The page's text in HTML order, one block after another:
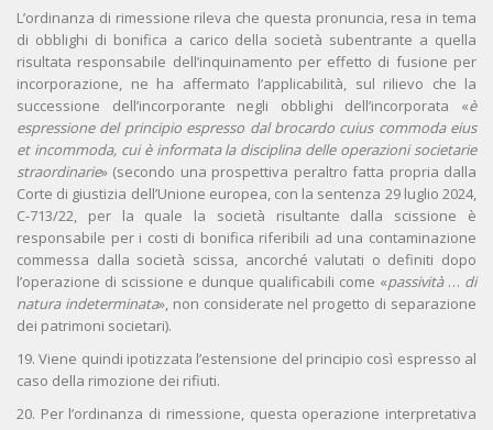
L’ordinanza di rimessione rileva che questa pronuncia, resa in tema
di obblighi di bonifica a carico della società subentrante a quella
risultata responsabile dell’inquinamento per effetto di fusione per
incorporazione, ne ha affermato l’applicabilità, sul rilievo che la
successione dell’incorporante negli obblighi dell’incorporata «è
espressione del principio espresso dal brocardo cuius commoda eius
et incommoda, cui è informata la disciplina delle operazioni societarie
straordinarie» (secondo una prospettiva peraltro fatta propria dalla
Corte di giustizia dell’Unione europea, con la sentenza 29 luglio 2024,
C-713/22, per la quale la società risultante dalla scissione è
responsabile per i costi di bonifica riferibili ad una contaminazione
commessa dalla società scissa, ancorché valutati o definiti dopo
l’operazione di scissione e dunque qualificabili come «passività … di
natura indeterminata», non considerate nel progetto di separazione
dei patrimoni societari).
19. Viene quindi ipotizzata l’estensione del principio così espresso al
caso della rimozione dei rifiuti.
20. Per l’ordinanza di rimessione, questa operazione interpretativa